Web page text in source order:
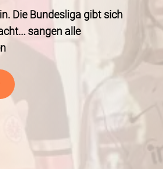
Die Bundesliga gibt sich
sangen alle